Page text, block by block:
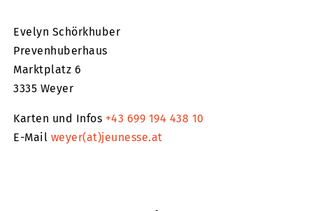
Evelyn Schörkhuber
Prevenhuberhaus
Marktplatz 6
3335 Weyer
Karten und Infos +43 699 194 438 10
E-Mail weyer(at)jeunesse.at